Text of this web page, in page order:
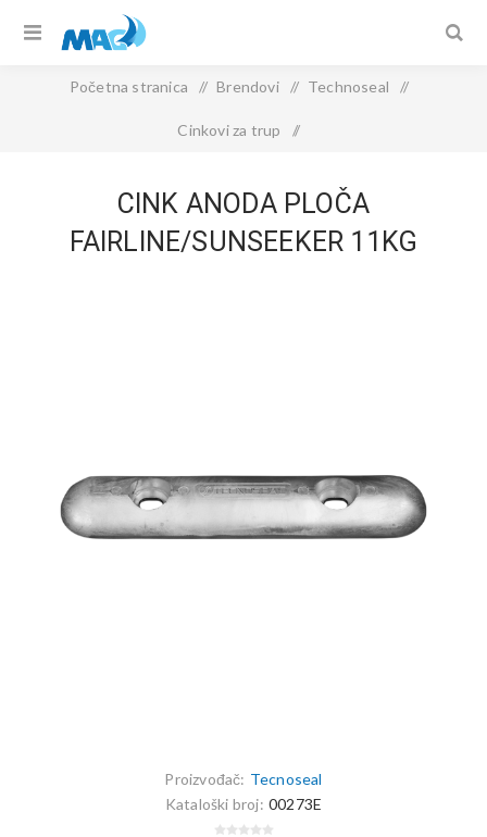
Početna stranica / Brendovi / Technoseal /
Cinkovi za trup /
CINK ANODA PLOČA
FAIRLINE/SUNSEEKER 11KG
Proizvođač: Tecnoseal
Kataloški broj: 00273E